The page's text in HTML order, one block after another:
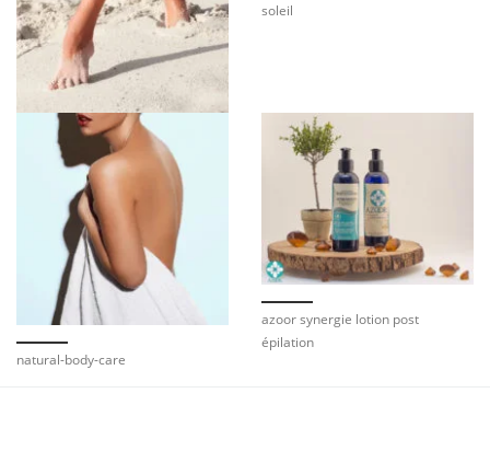
soleil
natural-body-care
azoor synergie lotion post
épilation